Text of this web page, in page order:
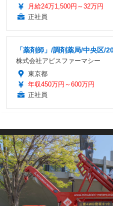
月給24万1,500円～32万円
正社員
「薬剤師」/調剤薬局/中央区/
株式会社アピスファーマシー
東京都
年収450万円～600万円
正社員